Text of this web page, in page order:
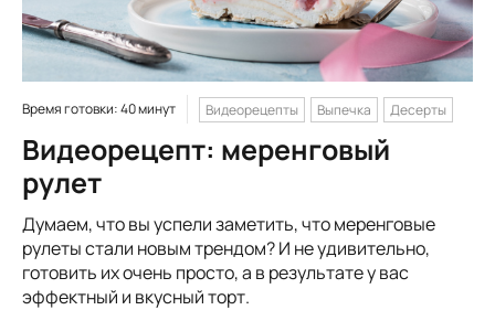
Время готовки: 40 минут Видеорецепты Выпечка Десерты
Видеорецепт: меренговый
рулет
Думаем, что вы успели заметить, что меренговые
рулеты стали новым трендом? И не удивительно,
готовить их очень просто, а в результате у вас
эффектный и вкусный торт.